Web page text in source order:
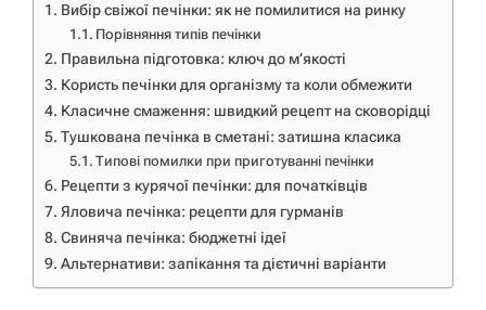
Вибір свіжої печінки: як не помилитися на ринку
Порівняння типів печінки
Правильна підготовка: ключ до м’якості
Користь печінки для організму та коли обмежити
Класичне смаження: швидкий рецепт на сковорідці
Тушкована печінка в сметані: затишна класика
Типові помилки при приготуванні печінки
Рецепти з курячої печінки: для початківців
Яловича печінка: рецепти для гурманів
Свиняча печінка: бюджетні ідеї
Альтернативи: запікання та дієтичні варіанти